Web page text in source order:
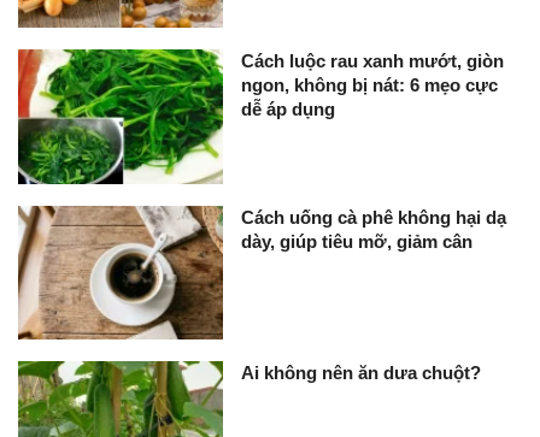
Cách luộc rau xanh mướt, giòn
ngon, không bị nát: 6 mẹo cực
dễ áp dụng
Cách uống cà phê không hại dạ
dày, giúp tiêu mỡ, giảm cân
Ai không nên ăn dưa chuột?